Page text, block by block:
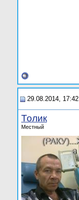
29.08.2014, 17:42
Толик
Местный